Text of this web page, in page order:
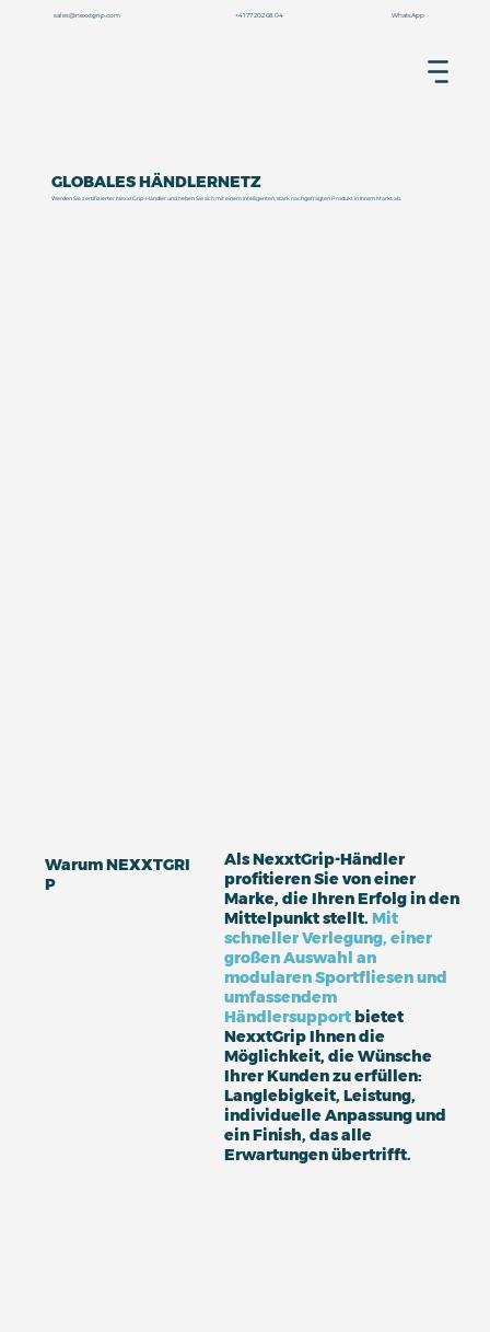
sales@nexxtgrip.com +41 77 202 68 04 WhatsApp
GLOBALES HÄNDLERNETZ
Werden Sie zertifizierter NexxtGrip-Händler und heben Sie sich mit einem intelligenten, stark nachgefragten Produkt in Ihrem Markt ab.
Warum NEXXTGRI
P
Als NexxtGrip-Händler
profitieren Sie von einer
Marke, die Ihren Erfolg in den
Mittelpunkt stellt. Mit
schneller Verlegung, einer
großen Auswahl an
modularen Sportfliesen und
umfassendem
Händlersupportbietet
NexxtGrip Ihnen die
Möglichkeit, die Wünsche
Ihrer Kunden zu erfüllen:
Langlebigkeit, Leistung,
individuelle Anpassung und
ein Finish, das alle
Erwartungen übertrifft.